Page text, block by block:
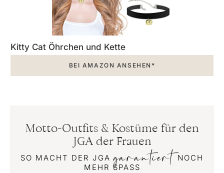
Kitty Cat Öhrchen und Kette
BEI AMAZON ANSEHEN*
Motto-Outfits & Kostüme für den
JGA der Frauen
SO MACHT DER JGAgarantiert
NOCH
MEHR SPASS